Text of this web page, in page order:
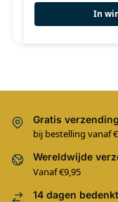
In
Gratis verzending
bij bestelling vanaf
Wereldwijde
Vanaf €9,95
14 dagen